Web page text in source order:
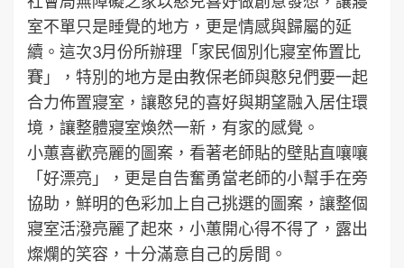
室不單只是睡覺的地方，更是情感與歸屬的延
續。這次3月份所辦理「家民個別化寢室佈置比
賽」，特別的地方是由教保老師與憨兒們要一起
合力佈置寢室，讓憨兒的喜好與期望融入居住環
境，讓整體寢室煥然一新，有家的感覺。
小蕙喜歡亮麗的圖案，看著老師貼的壁貼直嚷嚷
「好漂亮」，更是自告奮勇當老師的小幫手在旁
協助，鮮明的色彩加上自己挑選的圖案，讓整個
寢室活潑亮麗了起來，小蕙開心得不得了，露出
燦爛的笑容，十分滿意自己的房間。